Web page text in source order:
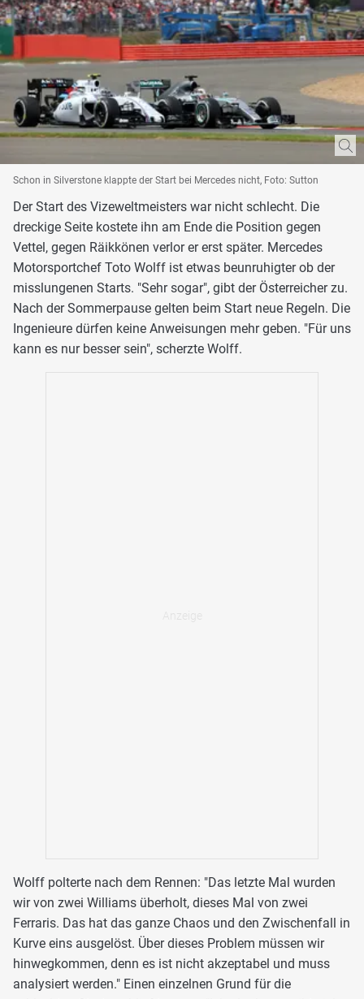
Schon in Silverstone klappte der Start bei Mercedes nicht, Foto: Sutton
Der Start des Vizeweltmeisters war nicht schlecht. Die
dreckige Seite kostete ihn am Ende die Position gegen
Vettel, gegen Räikkönen verlor er erst später. Mercedes
Motorsportchef Toto Wolff ist etwas beunruhigter ob der
misslungenen Starts. "Sehr sogar", gibt der Österreicher zu.
Nach der Sommerpause gelten beim Start neue Regeln. Die
Ingenieure dürfen keine Anweisungen mehr geben. "Für uns
kann es nur besser sein", scherzte Wolff.
Wolff polterte nach dem Rennen: "Das letzte Mal wurden
wir von zwei Williams überholt, dieses Mal von zwei
Ferraris. Das hat das ganze Chaos und den Zwischenfall in
Kurve eins ausgelöst. Über dieses Problem müssen wir
hinwegkommen, denn es ist nicht akzeptabel und muss
analysiert werden." Einen einzelnen Grund für die